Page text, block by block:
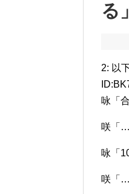
る
2: 以
咏「
咲「
咏「
咲「